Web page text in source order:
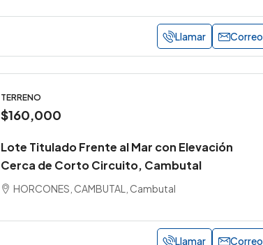
Llamar Correo
TERRENO
$160,000
Lote Titulado Frente al Mar con Elevación
Cerca de Corto Circuito, Cambutal
HORCONES, CAMBUTAL, Cambutal
Llamar Correo